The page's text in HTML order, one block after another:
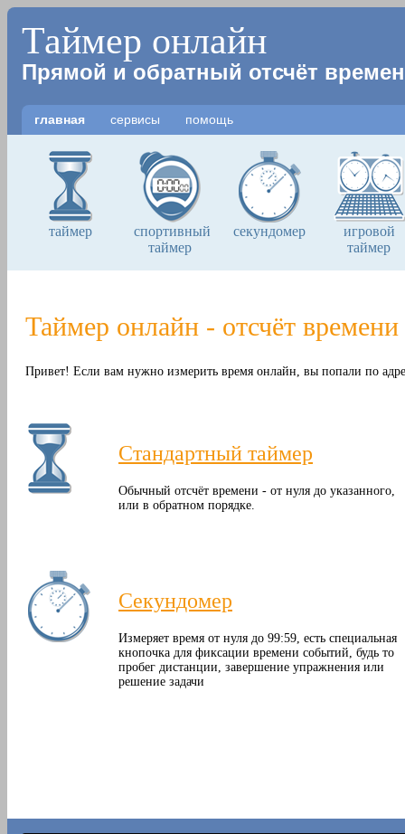
Таймер онлайн
Прямой и обратный отсчёт
главная сервисы помощь
таймер
спортивный
таймер
секундомер
игровой
таймер
Таймер онлайн - отсчёт времени
Привет! Если вам нужно измерить время онлайн, вы попали по
Стандартный таймер
Обычный отсчёт времени - от нуля до указанного,
или в обратном порядке.
Секундомер
Измеряет время от нуля до 99:59, есть специальная
кнопочка для фиксации времени событий, будь то
пробег дистанции, завершение упражнения или
решение задачи